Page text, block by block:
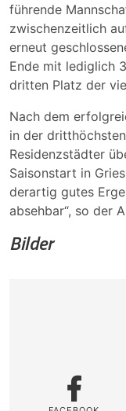
führende
zwischenzeitlich
erneut
Ende mit lediglich
dritten Platz der
Nach dem
in der
Residenzstädter
Saisonstart in
derartig gutes
absehbar“, so der
Bilder